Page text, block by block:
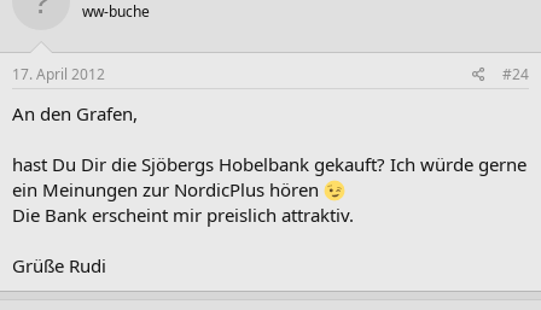
ww-buche
17. April 2012 #24
An den Grafen,
hast Du Dir die Sjöbergs Hobelbank gekauft? Ich würde gerne
ein Meinungen zur NordicPlus hören
Die Bank erscheint mir preislich attraktiv.
Grüße Rudi